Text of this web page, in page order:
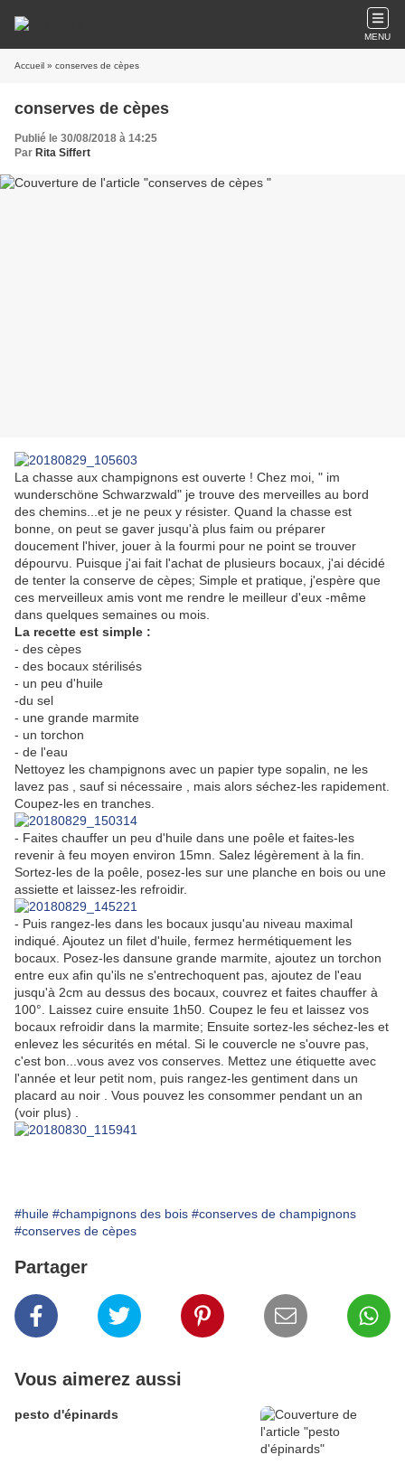
MENU
Accueil » conserves de cèpes
conserves de cèpes
Publié le 30/08/2018 à 14:25
Par Rita Siffert
La chasse aux champignons est ouverte ! Chez moi, " im
wunderschöne Schwarzwald" je trouve des merveilles au bord
des chemins...et je ne peux y résister. Quand la chasse est
bonne, on peut se gaver jusqu'à plus faim ou préparer
doucement l'hiver, jouer à la fourmi pour ne point se trouver
dépourvu. Puisque j'ai fait l'achat de plusieurs bocaux, j'ai décidé
de tenter la conserve de cèpes; Simple et pratique, j'espère que
ces merveilleux amis vont me rendre le meilleur d'eux -même
dans quelques semaines ou mois.
La recette est simple :
- des cèpes
- des bocaux stérilisés
- un peu d'huile
-du sel
- une grande marmite
- un torchon
- de l'eau
Nettoyez les champignons avec un papier type sopalin, ne les
lavez pas , sauf si nécessaire , mais alors séchez-les rapidement.
Coupez-les en tranches.
- Faites chauffer un peu d'huile dans une poêle et faites-les
revenir à feu moyen environ 15mn. Salez légèrement à la fin.
Sortez-les de la poêle, posez-les sur une planche en bois ou une
assiette et laissez-les refroidir.
- Puis rangez-les dans les bocaux jusqu'au niveau maximal
indiqué. Ajoutez un filet d'huile, fermez hermétiquement les
bocaux. Posez-les dansune grande marmite, ajoutez un torchon
entre eux afin qu'ils ne s'entrechoquent pas, ajoutez de l'eau
jusqu'à 2cm au dessus des bocaux, couvrez et faites chauffer à
100°. Laissez cuire ensuite 1h50. Coupez le feu et laissez vos
bocaux refroidir dans la marmite; Ensuite sortez-les séchez-les et
enlevez les sécurités en métal. Si le couvercle ne s'ouvre pas,
c'est bon...vous avez vos conserves. Mettez une étiquette avec
l'année et leur petit nom, puis rangez-les gentiment dans un
placard au noir . Vous pouvez les consommer pendant un an
(voir plus) .
#huile #champignons des bois #conserves de champignons
#conserves de cèpes
Partager
Vous aimerez aussi
pesto d'épinards